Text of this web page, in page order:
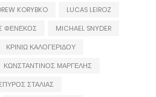
KORYBKO
LUCAS LEIROZ
ΦΕΝΕΚΟΣ
MICHAEL SNYDER
ΚΡΙΝΙΩ ΚΑΛΟΓΕΡΙΔΟΥ
ΚΩΝΣΤΑΝΤΙΝΟΣ ΜΑΡΓΕΛΗΣ
ΣΤΑΛΙΑΣ